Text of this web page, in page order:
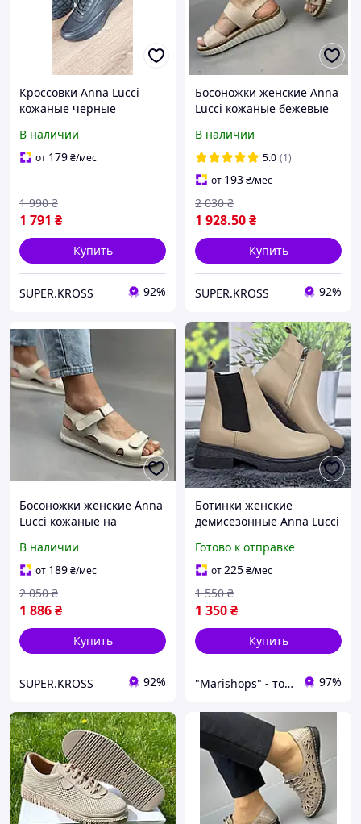
Кроссовки Anna Lucci
кожаные черные
В наличии
от 179₴/мес
1 791 ₴
1 990 ₴
Купить
SUPER.KROSS 92%
Босоножки женские Anna
Lucci кожаные бежевые
В наличии
5.0 (1)
от 193₴/мес
1 928.50₴
2 030 ₴
Купить
SUPER.KROSS 92%
Босоножки женские Anna
Lucci кожаные на
В наличии
от 189₴/мес
1 886₴
2 050 ₴
Купить
SUPER.KROSS 92%
Ботинки женские
демисезонные Anna Lucci
кожи Турция 8172
Готово к отправке
от225₴/мес
1 350₴
1 550 ₴
Купить
"Marishops" - товары для всей семьи. 97%